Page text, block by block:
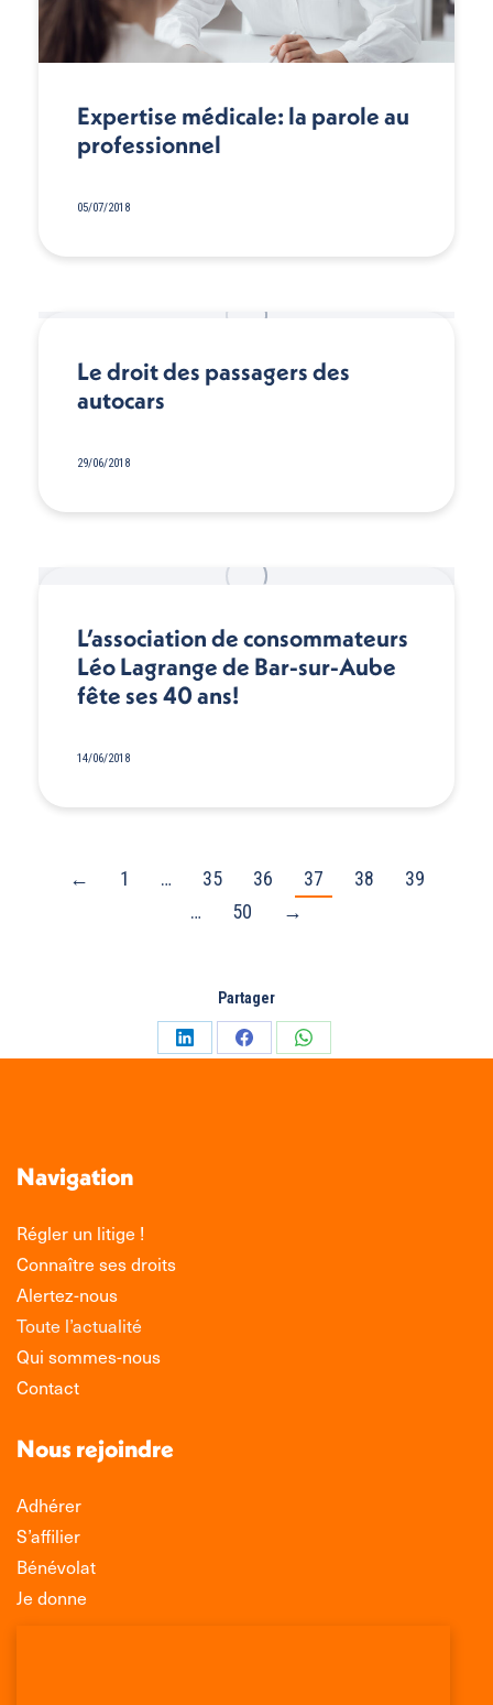
Expertise médicale: la parole au
professionnel
05/07/2018
Le droit des passagers des
autocars
29/06/2018
L’association de consommateurs
Léo Lagrange de Bar-sur-Aube
fête ses 40 ans!
14/06/2018
← 1 … 35 36 37 38
39
…
50 →
Partager
PartagerPartagerPartager
Navigation
Régler un litige !
Connaître ses droits
Alertez-nous
Toute l’actualité
Qui sommes-nous
Contact
Nous rejoindre
Adhérer
S’affilier
Bénévolat
Je donne